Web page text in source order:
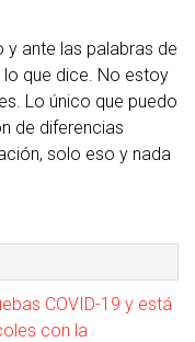
ante las palabras de
lo que dice. No estoy
Lo único que puedo
de diferencias
solo eso y nada
COVID-19 y está
con la